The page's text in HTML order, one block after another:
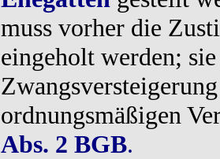
muss vorher die
eingeholt werden;
ordnungsmäßigen
Abs. 2 BGB.